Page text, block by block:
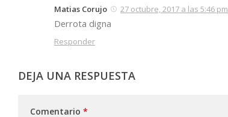
Matias Corujo 27 octubre, 2017 a las 5:46 pm
Derrota digna
Responder
DEJA UNA RESPUESTA
Comentario *